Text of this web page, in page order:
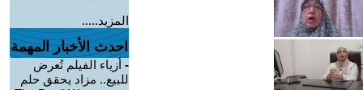
المزيد.....
احدث الأخبار المهمة
- أزياء الفيلم تُعرض
للبيع.. مزاد يحقق حلم